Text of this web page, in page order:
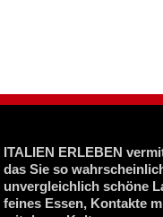
ITALIEN ERLEBEN
das Sie so
unvergleichlich schöne
feines Essen, Kontakte